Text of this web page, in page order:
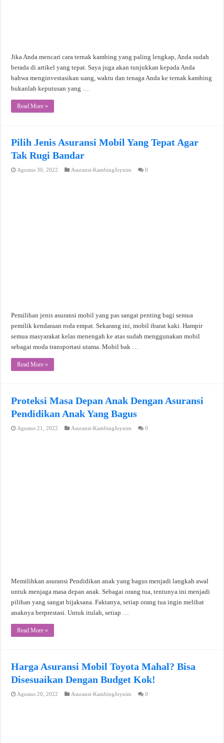
Jika Anda mencari cara ternak kambing yang paling lengkap, Anda sudah
berada di artikel yang tepat. Saya juga akan tunjukkan kepada Anda
bahwa menginvestasikan uang, waktu dan tenaga Anda ke ternak kambing
bukanlah keputusan yang …
Read More »
Pilih Jenis Asuransi Mobil Yang Tepat Agar
Tak Rugi Bandar
Agustus 30, 2022 Asuransi-KambingJoynim 0
Pemilihan jenis asuransi mobil yang pas sangat penting bagi semua
pemilik kendaraan roda empat. Sekarang ini, mobil ibarat kaki. Hampir
semua masyarakat kelas menengah ke atas sudah menggunakan mobil
sebagai moda transportasi utama. Mobil bak …
Read More »
Proteksi Masa Depan Anak Dengan Asuransi
Pendidikan Anak Yang Bagus
Agustus 21, 2022 Asuransi-KambingJoynim 0
Memilihkan asuransi Pendidikan anak yang bagus menjadi langkah awal
untuk menjaga masa depan anak. Sebagai orang tua, tentunya ini menjadi
pilihan yang sangat bijaksana. Faktanya, setiap orang tua ingin melihat
anaknya berprestasi. Untuk itulah, setiap …
Read More »
Harga Asuransi Mobil Toyota Mahal? Bisa
Disesuaikan Dengan Budget Kok!
Agustus 20, 2022 Asuransi-KambingJoynim 0